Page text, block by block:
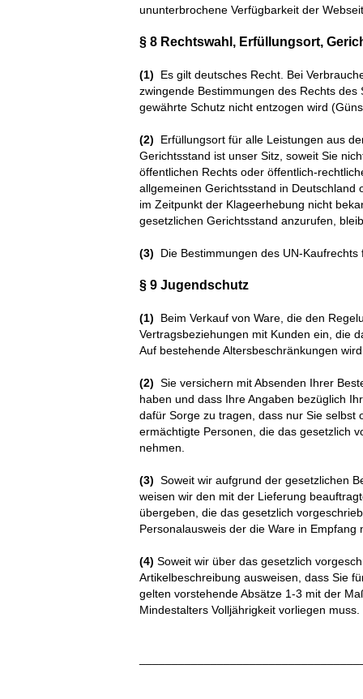
ununterbrochene Verfügbarkeit der
§ 8 Rechtswahl, Erfüllungsort,
(1)
Es gilt deutsches Recht. Bei
zwingende Bestimmungen des Rechts
gewährte Schutz nicht entzogen wird
(2) Erfüllungsort für alle Leistungen aus
Gerichtsstand ist unser Sitz, soweit Sie
öffentlichen Rechts oder öffentlich-
allgemeinen Gerichtsstand in Deutschland
im Zeitpunkt der Klageerhebung nicht
gesetzlichen Gerichtsstand anzurufen,
(3) Die Bestimmungen des UN-
§ 9 Jugendschutz
(1) Beim Verkauf von Ware, die den
Vertragsbeziehungen mit Kunden ein, die
Auf bestehende Altersbeschränkungen
(2) Sie versichern mit Absenden Ihrer
haben und dass Ihre Angaben bezüglich
dafür Sorge zu tragen, dass nur Sie
ermächtigte Personen, die das gesetzlich
nehmen.
(3) Soweit wir aufgrund der gesetzlichen
weisen wir den mit der Lieferung
übergeben, die das gesetzlich
Personalausweis der die Ware in
(4) Soweit wir über das gesetzlich
Artikelbeschreibung ausweisen, dass Sie
gelten vorstehende Absätze 1-3 mit der
Mindestalters Volljährigkeit vorliegen muss.